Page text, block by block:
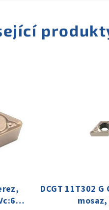
DCGT 11T302